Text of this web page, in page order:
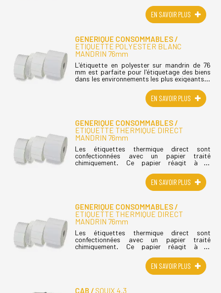
également aux UV. L'adhésif (...)
EN SAVOIR PLUS
GENERIQUE CONSOMMABLES
ETIQUETTE POLYESTER BLANC
MANDRIN 76mm
L'étiquette en polyester sur mandrin de 76
mm est parfaite pour l'étiquetage des biens
dans les environnements les plus exigeants, y
chimique. Cette étiquette en (...)
EN SAVOIR PLUS
GENERIQUE CONSOMMABLES
ETIQUETTE THERMIQUE DIRECT
MANDRIN 76mm
Les étiquettes thermique direct sont
confectionnées avec un papier traité
chimiquement. Ce papier réagit à la
d'impression des imprimantes transfert
thermique. Le papier (...) EN SAVOIR PLUS
GENERIQUE CONSOMMABLES
ETIQUETTE THERMIQUE DIRECT
MANDRIN 76mm
Les étiquettes thermique direct sont
confectionnées avec un papier traité
chimiquement. Ce papier réagit à la
d'impression des imprimantes transfert
thermique. Le papier (...) EN SAVOIR PLUS
CAB SQUIX 4.3